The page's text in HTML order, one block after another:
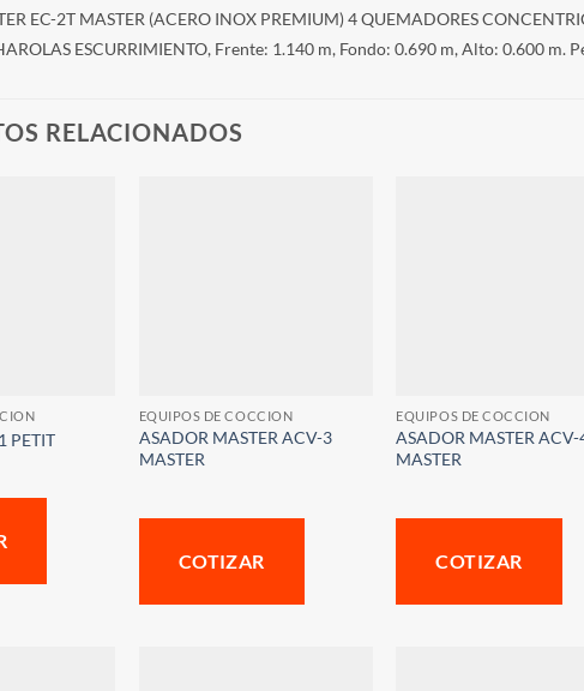
EC-2T MASTER (ACERO INOX PREMIUM) 4 QUEMADORES
ESCURRIMIENTO, Frente: 1.140 m, Fondo: 0.690 m, Alto: 0.600 m.
RELACIONADOS
PETIT
EQUIPOS DE COCCION
ASADOR MASTER ACV-3
MASTER
COTIZAR
EQUIPOS DE COCCION
ASADOR MASTER ACV-
MASTER
COTIZAR